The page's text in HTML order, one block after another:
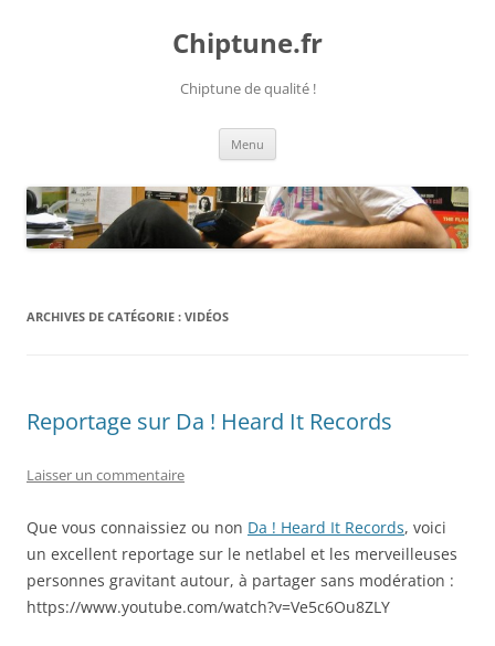
Chiptune.fr
Chiptune de qualité !
Menu
ARCHIVES DE CATÉGORIE : VIDÉOS
Reportage sur Da ! Heard It Records
Laisser un commentaire
Que vous connaissiez ou non Da ! Heard It Records, voici
un excellent reportage sur le netlabel et les merveilleuses
personnes gravitant autour, à partager sans modération :
https://www.youtube.com/watch?v=Ve5c6Ou8ZLY